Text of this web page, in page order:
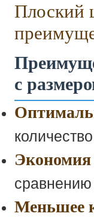
Плоский
с
Меньшее